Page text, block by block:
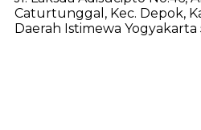
Caturtunggal, Kec. Depok,
Daerah Istimewa Yogyakarta